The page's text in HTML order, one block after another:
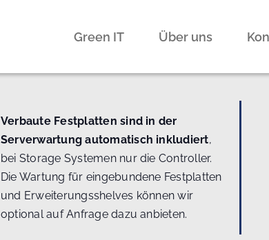
Green IT Über uns
Verbaute Festplatten sind in der
Serverwartung automatisch inkludiert,
bei Storage Systemen nur die Controller.
Die Wartung für eingebundene Festplatten
und Erweiterungsshelves können wir
optional auf Anfrage dazu anbieten.